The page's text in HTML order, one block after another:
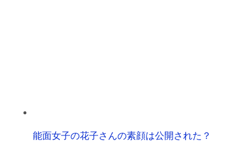
能面女子の花子さんの素顔は公開された？